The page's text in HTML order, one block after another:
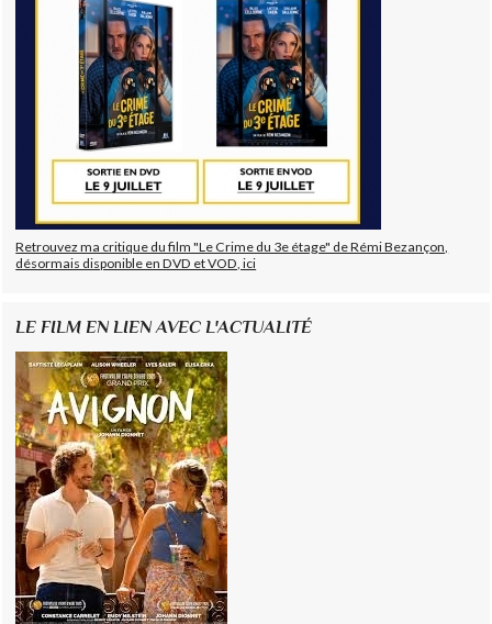
Retrouvez ma critique du film "Le Crime du 3e étage" de Rémi Bezançon,
désormais disponible en DVD et VOD, ici
LE FILM EN LIEN AVEC L'ACTUALITÉ